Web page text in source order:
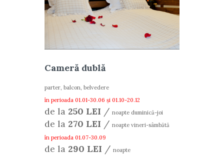
Cameră dublă
parter, balcon, belvedere
în perioada 01.01-30.06 și 01.10-20.12
de la 250 LEI / noapte duminică-joi
de la 270 LEI / noapte vineri-sâmbătă
în perioada 01.07-30.09
de la 290 LEI / noapte